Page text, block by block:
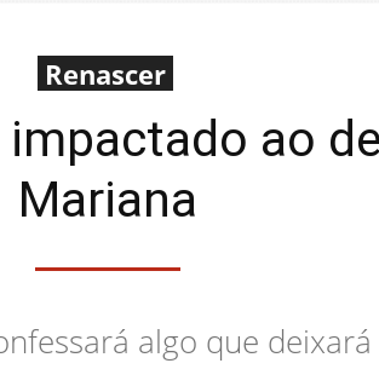
Renascer
ao
Mariana
algo que